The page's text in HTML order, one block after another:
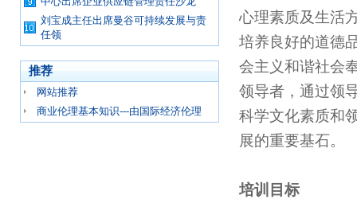
刘宝成主任出席曼谷可持续发展与责
任领
推荐
网站推荐
商业伦理基本知识---由国际经济伦理
心理素质及生活
培养良好的道德
会主义和谐社会
领导者，通过领
科学文化素质和
展的重要基石。
培训目标